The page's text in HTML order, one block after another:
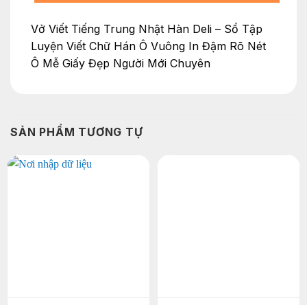
Vở Viết Tiếng Trung Nhật Hàn Deli – Sổ Tập
Luyện Viết Chữ Hán Ô Vuông In Đậm Rõ Nét
Ô Mễ Giấy Đẹp Người Mới Chuyên
SẢN PHẨM TƯƠNG TỰ